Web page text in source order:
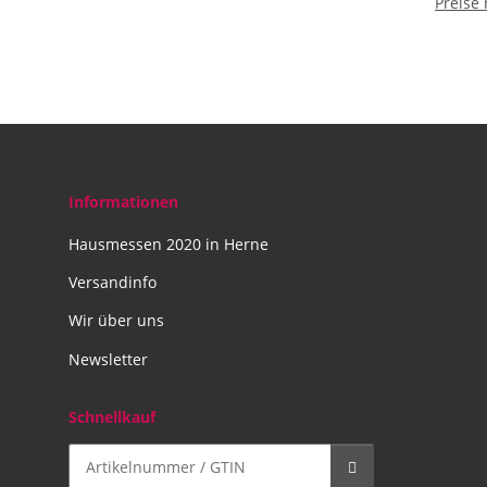
Informationen
Hausmessen 2020 in Herne
Versandinfo
Wir über uns
Newsletter
Schnellkauf